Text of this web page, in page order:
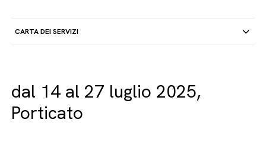
CARTA DEI SERVIZI
dal 14 al 27 luglio 2025,
Porticato